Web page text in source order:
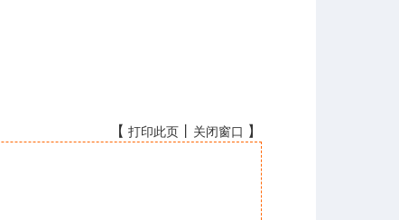
【 打印此页 关闭窗口 】